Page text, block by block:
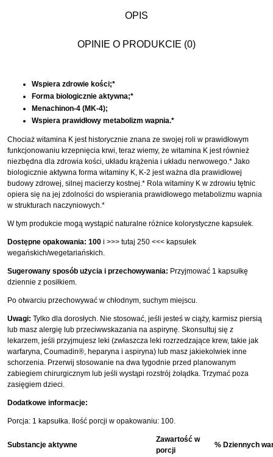
OPIS
OPINIE O PRODUKCIE (0)
Wspiera zdrowie kości;*
Forma biologicznie aktywna;*
Menachinon-4 (MK-4);
Wspiera prawidłowy metabolizm wapnia.*
Chociaż witamina K jest historycznie znana ze swojej roli w prawidłowym
funkcjonowaniu krzepnięcia krwi, teraz wiemy, że witamina K jest również
niezbędna dla zdrowia kości, układu krążenia i układu nerwowego.* Jako
biologicznie aktywna forma witaminy K, K-2 jest ważna dla prawidłowej
budowy zdrowej, silnej macierzy kostnej.* Rola witaminy K w zdrowiu tętnic
opiera się na jej zdolności do wspierania prawidłowego metabolizmu wapnia
w strukturach naczyniowych.*
W tym produkcie mogą wystąpić naturalne różnice kolorystyczne kapsułek.
Dostępne opakowania: 100 i >>> tutaj 250 <<< kapsułek
wegańskich/wegetariańskich.
Sugerowany sposób użycia i przechowywania: Przyjmować 1 kapsułkę
dziennie z posiłkiem.
Po otwarciu przechowywać w chłodnym, suchym miejscu.
Uwagi: Tylko dla dorosłych. Nie stosować, jeśli jesteś w ciąży, karmisz piersią
lub masz alergię lub przeciwwskazania na aspirynę. Skonsultuj się z
lekarzem, jeśli przyjmujesz leki (zwłaszcza leki rozrzedzające krew, takie jak
warfaryna, Coumadin®, heparyna i aspiryna) lub masz jakiekolwiek inne
schorzenia. Przerwij stosowanie na dwa tygodnie przed planowanym
zabiegiem chirurgicznym lub jeśli wystąpi rozstrój żołądka. Trzymać poza
zasięgiem dzieci.
Dodatkowe informacje:
Porcja: 1 kapsułka. Ilość porcji w opakowaniu: 100.
Substancje aktywne
Zawartość w
porcji
% Dziennych